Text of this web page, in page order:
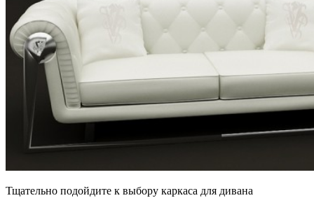
Тщательно подойдите к выбору каркаса для дивана